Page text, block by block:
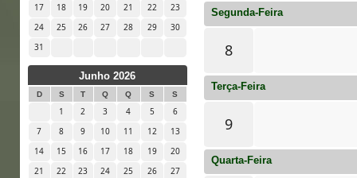
17
18 19 20 21 22
23
24
25 26 27 28 29
30
31
Junho 2026
D S T Q Q S S
1 2 3 4 5
6
7
8 9 10 11 12
13
14
15 16 17 18 19
20
21
22 23 24 25 26
27
Segunda-Feira
8
Terça-Feira
9
Quarta-Feira